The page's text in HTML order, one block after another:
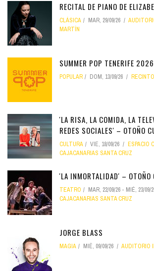
RECITAL DE PIANO DE
CLÁSICA MAR, 29/09/26
MARTÍN
SUMMER POP TENERIFE 2026
POPULAR DOM, 13/09/26
'LA RISA, LA COMIDA, LA
REDES SOCIALES' – OTOÑO
CULTURA VIE, 18/09/26
ESPACIO
CAJACANARIAS SANTA CRUZ
'LA INMORTALIDAD' –
TEATRO MAR, 22/09/26 - MIÉ, 23/09/
CAJACANARIAS SANTA CRUZ
JORGE BLASS
MAGIA MIÉ, 09/09/26 AUDITORIO